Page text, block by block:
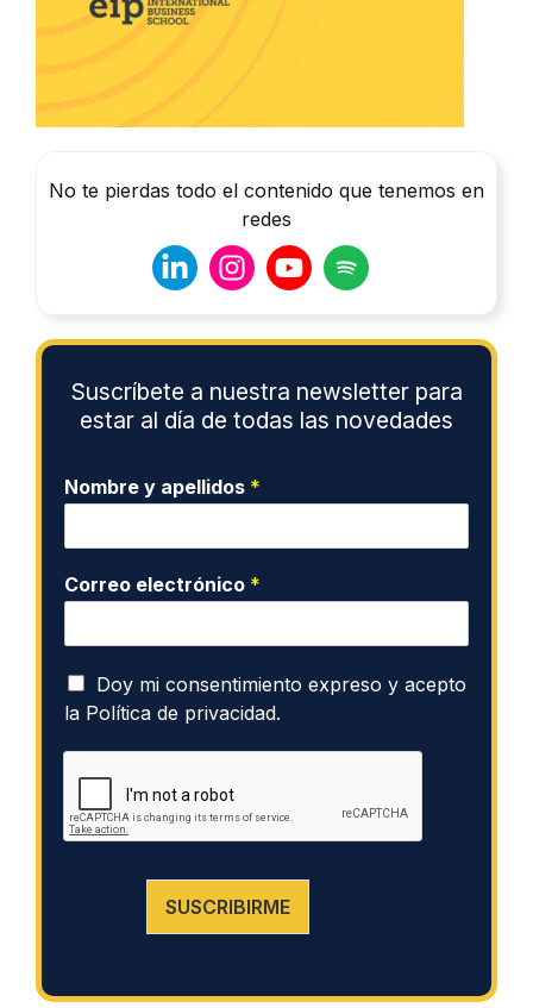
No te pierdas todo el contenido que tenemos en
redes
Suscríbete a nuestra newsletter para
estar al día de todas las novedades
Nombre y apellidos *
Correo electrónico *
P
o
í
c
a
v
Doy mi consentimiento expreso y acepto
la Política de privacidad.
SUSCRIBIRME